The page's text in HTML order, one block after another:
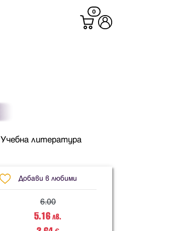
0
Учебна литература
Добави в любими
6.00
5.16 лв.